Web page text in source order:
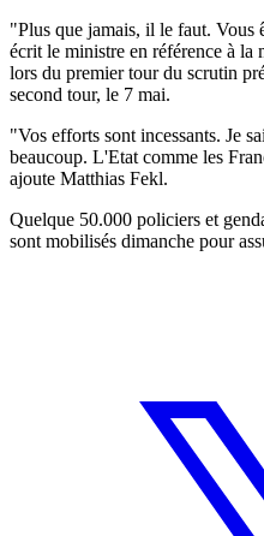
"Plus que jamais, il le faut. Vous
écrit le ministre en référence à la
lors du premier tour du scrutin
second tour, le 7 mai.
"Vos efforts sont incessants. Je
beaucoup. L'Etat comme les
ajoute Matthias Fekl.
Quelque 50.000 policiers et
sont mobilisés dimanche pour